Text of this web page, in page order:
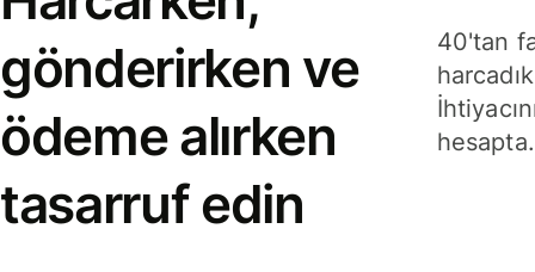
gönderirken ve
ödeme alırken
tasarruf edin
40'tan
hesapta.